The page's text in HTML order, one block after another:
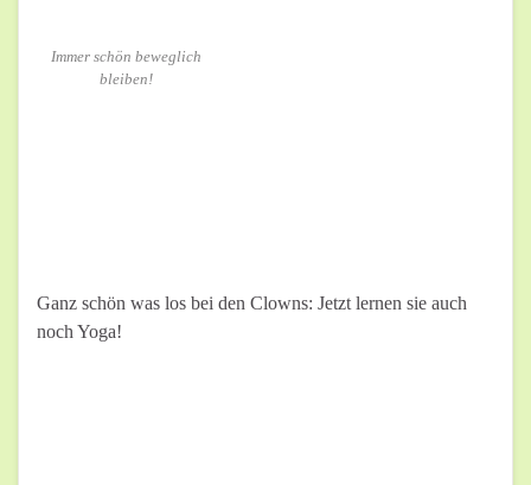
Immer schön beweglich
bleiben!
Ganz schön was los bei den Clowns: Jetzt lernen sie auch
noch Yoga!